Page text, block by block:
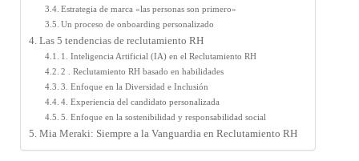
Estrategia de marca «las personas son primero»
Un proceso de onboarding personalizado
Las 5 tendencias de reclutamiento RH
1. Inteligencia Artificial (IA) en el Reclutamiento RH
2 . Reclutamiento RH basado en habilidades
3. Enfoque en la Diversidad e Inclusión
4. Experiencia del candidato personalizada
5. Enfoque en la sostenibilidad y responsabilidad social
Mia Meraki: Siempre a la Vanguardia en Reclutamiento RH